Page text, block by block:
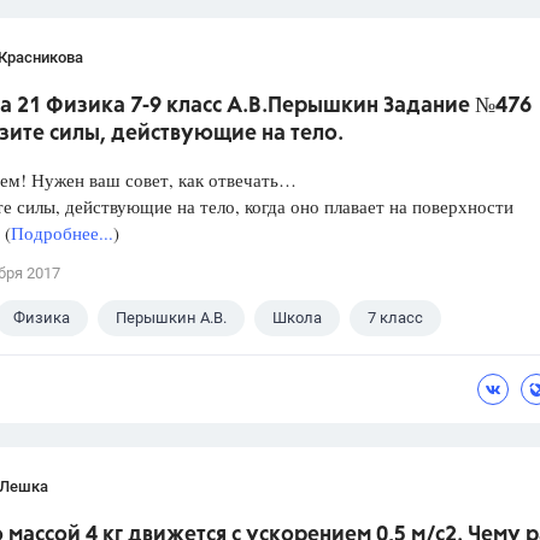
21 Физика 7-9 класс А.В.Перышкин Задание №476
силы, действующие на тело.
Нужен ваш совет, как отвечать…
силы, действующие на тело, когда оно плавает на поверхности
(Подробнее...)
2017
Физика Перышкин А.В. Школа 7 класс
массой 4 кг движется с ускорением 0,5 м/с2. Чему